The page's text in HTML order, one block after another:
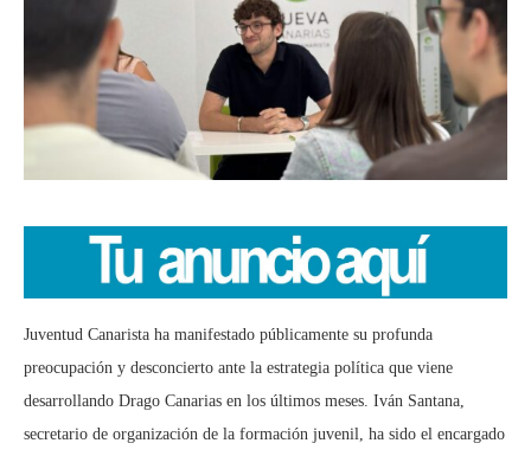
Juventud Canarista ha manifestado públicamente su profunda
preocupación y desconcierto ante la estrategia política que viene
desarrollando Drago Canarias en los últimos meses. Iván Santana,
secretario de organización de la formación juvenil, ha sido el encargado